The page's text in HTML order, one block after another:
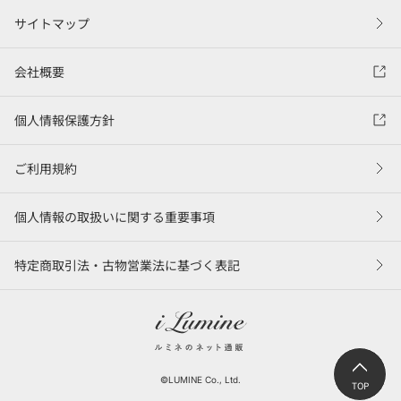
TOP
サイトマップ
会社概要
個人情報保護方針
ご利用規約
個人情報の取扱いに関する重要事項
特定商取引法・古物営業法に基づく表記
©LUMINE Co., Ltd.